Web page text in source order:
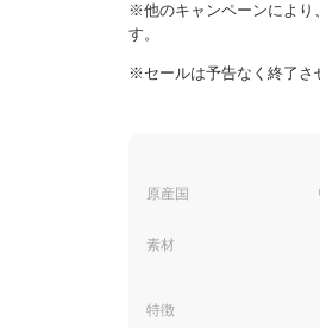
※他のキャンペーンにより
す。
※セールは予告なく終了さ
原産国
素材
特徴